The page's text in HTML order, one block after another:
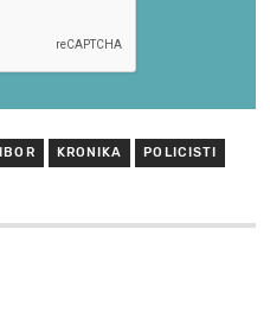
KRONIKA POLICISTI